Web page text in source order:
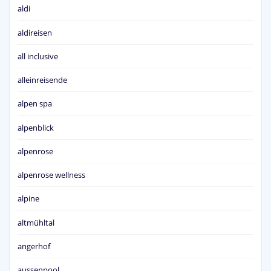
aldi
aldireisen
all inclusive
alleinreisende
alpen spa
alpenblick
alpenrose
alpenrose wellness
alpine
altmühltal
angerhof